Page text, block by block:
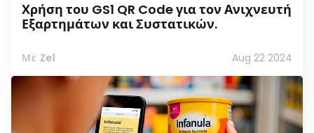
Χρήση του GS1 QR Code για τον Ανιχνευτή
Εξαρτημάτων και Συστατικών.
Με Zel Aug 22 2024